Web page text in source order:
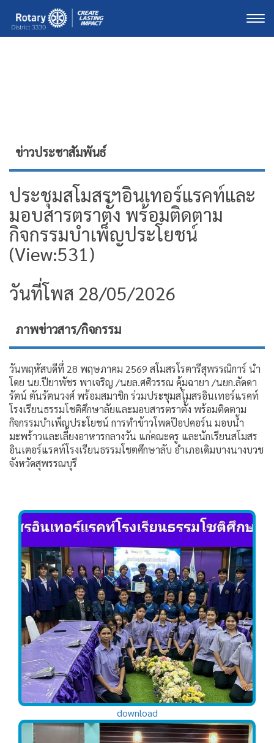
ข่าวประชาสัมพันธ์
ประชุมสโมสรฯอินเทอร์แรคท์และ
มอบสารตราตั้ง พร้อมติดตาม
กิจกรรมบำเพ็ญประโยชน์
(View:531)
วันที่โพส 28/05/2026
ภาพข่าวสาร/กิจกรรม
วันพฤหัสบดีทึ่ 28 พฤษภาคม 2569 สโมสรโรตารีสุพรรณิการ์ นำ
โดย นย.ปียาพัชร พาเจริญ /นยล.ศศิวรรณ คุ้มฉายา /นยก.ลัดดา
รัตน์ ตันรัตนวงศ์ พร้อมสมาชิก ร่วมประชุมสโมสรอินเทอร์แรคท์
โรงเรียนธรรมโชติศึกษาลัยและมอบสารตราตั้ง พร้อมติดตาม
กิจกรรมบำเพ็ญประโยชน์ การทำข้าวโพดป๊อปคอร์น มอบน้ำ
มะพร้าวและเลี้ยงอาหารกลางวัน แก่คณะครู และนักเรียนสโมสร
อินเตอร์แรคท์โรงเรียนธรรมโชตศึกษาลับ อำเภอเดิมบางนางบวช
จังหวัดสุพรรณบุรี
download